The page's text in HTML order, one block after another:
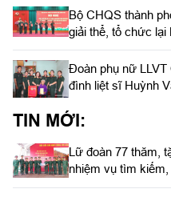
Bộ CHQS thành
giải thể, tổ chức lại
Đoàn phụ nữ LLVT
đình liệt sĩ Huỳnh
TIN MỚI:
Lữ đoàn 77 thăm,
nhiệm vụ tìm